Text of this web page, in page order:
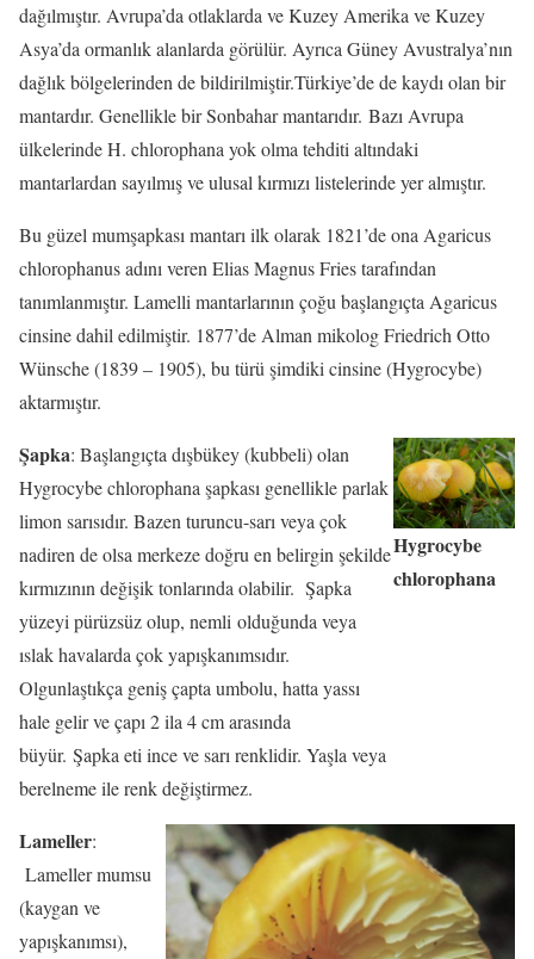
dağılmıştır. Avrupa’da otlaklarda ve Kuzey Amerika ve Kuzey
Asya’da ormanlık alanlarda görülür. Ayrıca Güney Avustralya’nın
dağlık bölgelerinden de bildirilmiştir.Türkiye’de de kaydı olan bir
mantardır. Genellikle bir Sonbahar mantarıdır. Bazı Avrupa
ülkelerinde H. chlorophana yok olma tehditi altındaki
mantarlardan sayılmış ve ulusal kırmızı listelerinde yer almıştır.
Bu güzel mumşapkası mantarı ilk olarak 1821’de ona Agaricus
chlorophanus adını veren Elias Magnus Fries tarafından
tanımlanmıştır. Lamelli mantarlarının çoğu başlangıçta Agaricus
cinsine dahil edilmiştir. 1877’de Alman mikolog Friedrich Otto
Wünsche (1839 – 1905), bu türü şimdiki cinsine (Hygrocybe)
aktarmıştır.
Şapka: Başlangıçta dışbükey (kubbeli) olan
Hygrocybe chlorophana şapkası genellikle parlak
limon sarısıdır. Bazen turuncu-sarı veya çok
nadiren de olsa merkeze doğru en belirgin şekilde
kırmızının değişik tonlarında olabilir. Şapka
yüzeyi pürüzsüz olup, nemli olduğunda veya
ıslak havalarda çok yapışkanımsıdır.
Olgunlaştıkça geniş çapta umbolu, hatta yassı
hale gelir ve çapı 2 ila 4 cm arasında
büyür. Şapka eti ince ve sarı renklidir. Yaşla veya
berelneme ile renk değiştirmez.
Hygrocybe
chlorophana
Lameller:
Lameller mumsu
(kaygan ve
yapışkanımsı),